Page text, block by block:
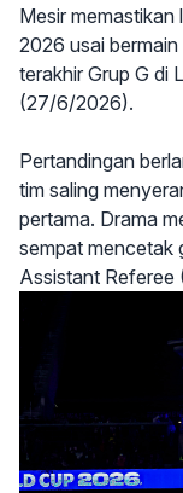
Mesir memastikan
2026 usai
terakhir Grup G di
(27/6/2026).
Pertandingan
tim saling
pertama. Drama
sempat mencetak
Assistant Referee